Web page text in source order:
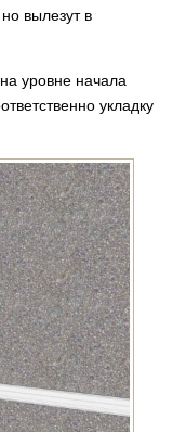
вылезут в
уровне начала
укладку